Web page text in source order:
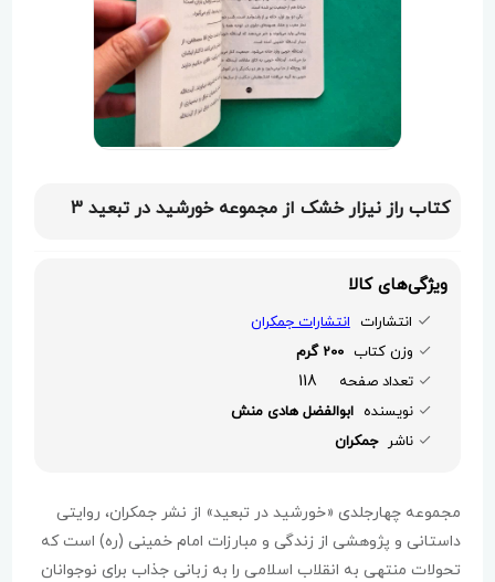
کتاب راز نیزار خشک از مجموعه خورشید در تبعید 3
ویژگی‌های کالا
انتشارات انتشارات جمکران
وزن کتاب 200 گرم
تعداد صفحه
118
نویسنده ابوالفضل هادی منش
ناشر جمکران
مجموعه چهارجلدی «خورشید در تبعید» از نشر جمکران، روایتی
داستانی و پژوهشی از زندگی و مبارزات امام خمینی (ره) است که
تحولات منتهی به انقلاب اسلامی را به زبانی جذاب برای نوجوانان